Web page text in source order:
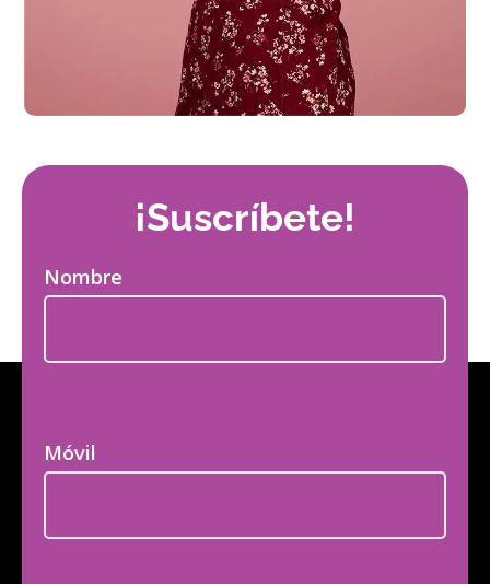
¡Suscríbete!
Nombre
Móvil